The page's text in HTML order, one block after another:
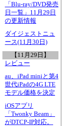
「Blu-ray/DVD発売
日一覧」11月29日
の更新情報
ダイジェストニュ
ース(11月30日)
【11月29日】
レビュー
au、iPad miniと第4
世代iPadの4G LTE
モデル価格を決定
iOSアプリ
「Twonky Beam」
がDTCP-IP対応。